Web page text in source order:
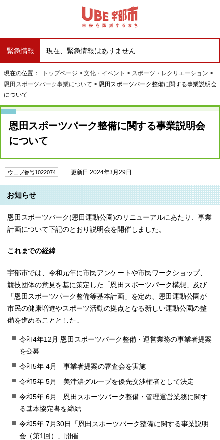
緊急情報 現在、緊急情報はありません
現在の位置： トップページ > 文化・イベント > スポーツ・レクリエーション >
恩田スポーツパーク事業について > 恩田スポーツパーク整備に関する事業説明会
について
恩田スポーツパーク整備に関する事業説明会
について
ウェブ番号1022074 更新日 2024年3月29日
お知らせ
恩田スポーツパーク(恩田運動公園)のリニューアルにあたり、事業
計画について下記のとおり説明会を開催しました。
これまでの経緯
宇部市では、令和元年に市民アンケートや市民ワークショップ、
競技団体の意見を基に策定した「恩田スポーツパーク構想」及び
「恩田スポーツパーク整備等基本計画」を定め、恩田運動公園が
市民の健康増進やスポーツ活動の拠点となる新しい運動公園の整
備を進めることとした。
令和4年12月 恩田スポーツパーク整備・運営業務の事業者提案
を公募
令和5年 4月 事業者提案の審査会を実施
令和5年 5月 美津濃グループを優先交渉権者として決定
令和5年 6月 恩田スポーツパーク整備・管理運営業務に関す
る基本協定書を締結
令和5年 7月30日「恩田スポーツパーク整備に関する事業説明
会（第1回）」開催